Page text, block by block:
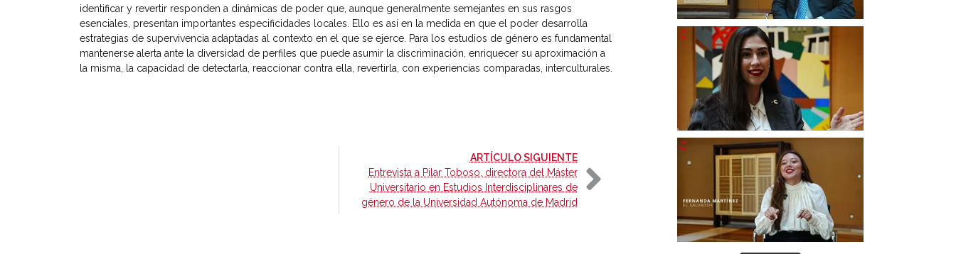
identificar y revertir responden a dinámicas de poder que, aunque generalmente semejantes en sus rasgos
esenciales, presentan importantes especificidades locales. Ello es así en la medida en que el poder desarrolla
estrategias de supervivencia adaptadas al contexto en el que se ejerce. Para los estudios de género es fundamental
mantenerse alerta ante la diversidad de perfiles que puede asumir la discriminación, enriquecer su aproximación a
la misma, la capacidad de detectarla, reaccionar contra ella, revertirla, con experiencias comparadas, interculturales.
ARTÍCULO SIGUIENTE-
Entrevista a Pilar Toboso, directora del Máster
Universitario en Estudios Interdisciplinares de
género de la Universidad Autónoma de Madrid